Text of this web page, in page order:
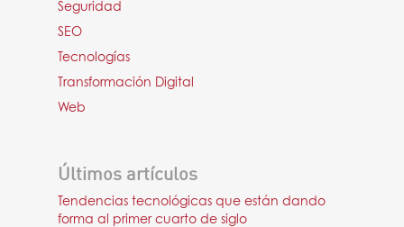
Seguridad
SEO
Tecnologías
Transformación Digital
Web
Últimos artículos
Tendencias tecnológicas que están dando
forma al primer cuarto de siglo